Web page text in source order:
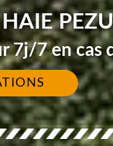
7j/7 en cas